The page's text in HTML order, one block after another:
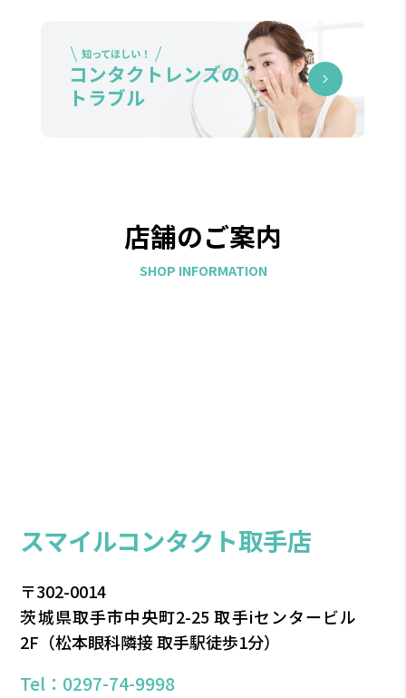
知ってほしい！
コンタクトレンズの
トラブル
店舗のご案内
SHOP INFORMATION
スマイルコンタクト取⼿店
〒302-0014
茨城県取⼿市中央町2-25 取⼿iセンタービル
2F（松本眼科隣接 取手駅徒歩1分）
Tel：0297-74-9998